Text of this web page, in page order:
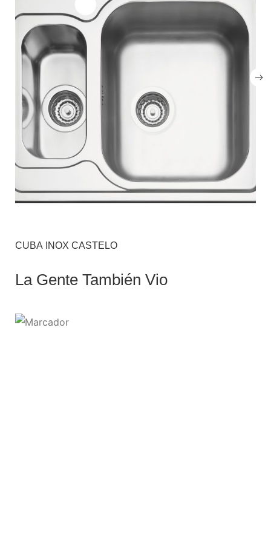
CUBA INOX CASTELO
La Gente También Vio